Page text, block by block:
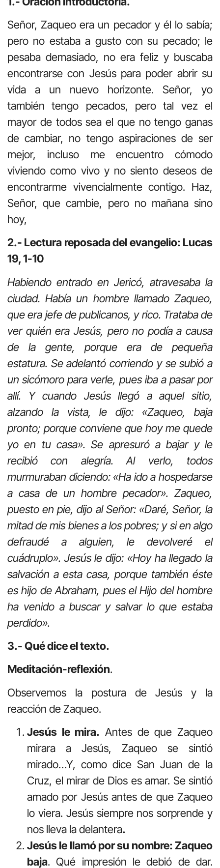
Señor, Zaqueo era un pecador y él lo sabía;
pero no estaba a gusto con su pecado; le
pesaba demasiado, no era feliz y buscaba
encontrarse con Jesús para poder abrir su
vida a un nuevo horizonte. Señor, yo
también tengo pecados, pero tal vez el
mayor de todos sea el que no tengo ganas
de cambiar, no tengo aspiraciones de ser
mejor, incluso me encuentro cómodo
viviendo como vivo y no siento deseos de
encontrarme vivencialmente contigo. Haz,
Señor, que cambie, pero no mañana sino
hoy,
2.- Lectura reposada del evangelio: Lucas
19, 1-10
Habiendo entrado en Jericó, atravesaba la
ciudad. Había un hombre llamado Zaqueo,
que era jefe de publicanos, y rico. Trataba de
ver quién era Jesús, pero no podía a causa
de la gente, porque era de pequeña
estatura. Se adelantó corriendo y se subió a
un sicómoro para verle, pues iba a pasar por
allí. Y cuando Jesús llegó a aquel sitio,
alzando la vista, le dijo: «Zaqueo, baja
pronto; porque conviene que hoy me quede
yo en tu casa». Se apresuró a bajar y le
recibió con alegría. Al verlo, todos
murmuraban diciendo: «Ha ido a hospedarse
a casa de un hombre pecador». Zaqueo,
puesto en pie, dijo al Señor: «Daré, Señor, la
mitad de mis bienes a los pobres; y si en algo
defraudé a alguien, le devolveré el
cuádruplo». Jesús le dijo: «Hoy ha llegado la
salvación a esta casa, porque también éste
es hijo de Abraham, pues el Hijo del hombre
ha venido a buscar y salvar lo que estaba
perdido».
3.- Qué dice el texto.
Meditación-reflexión.
Observemos la postura de Jesús y la
reacción de Zaqueo.
Jesús le mira. Antes de que Zaqueo
mirara a Jesús, Zaqueo se sintió
mirado…Y, como dice San Juan de la
Cruz, el mirar de Dios es amar. Se sintió
amado por Jesús antes de que Zaqueo
lo viera. Jesús siempre nos sorprende y
nos lleva la delantera.
Jesús le llamó por su nombre: Zaqueo
baja. Qué impresión le debió de dar.